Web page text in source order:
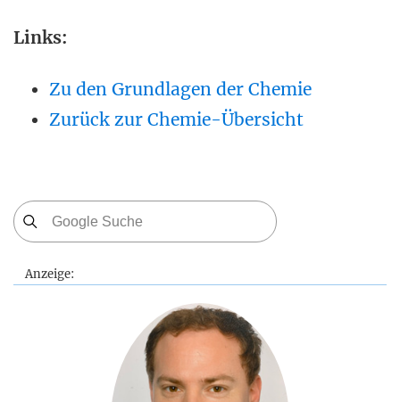
Links:
Zu den Grundlagen der Chemie
Zurück zur Chemie-Übersicht
Anzeige: